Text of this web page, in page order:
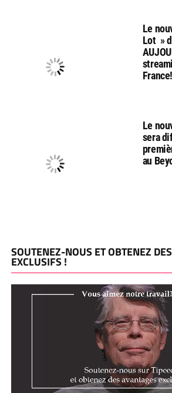
Le
Lot »
France!
Le
sera
au
SOUTENEZ-NOUS ET OBTENEZ
EXCLUSIFS !